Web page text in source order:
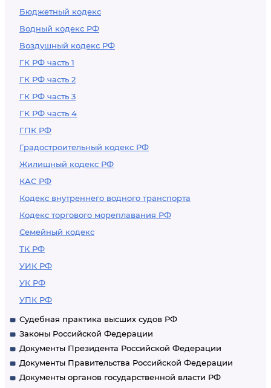
Бюджетный кодекс
Водный кодекс РФ
Воздушный кодекс РФ
ГК РФ часть 1
ГК РФ часть 2
ГК РФ часть 3
ГК РФ часть 4
ГПК РФ
Градостроительный кодекс РФ
Жилищный кодекс РФ
КАС РФ
Кодекс внутреннего водного транспорта
Кодекс торгового мореплавания РФ
Семейный кодекс
ТК РФ
УИК РФ
УК РФ
УПК РФ
Судебная практика высших судов РФ
Законы Российской Федерации
Документы Президента Российской Федерации
Документы Правительства Российской Федерации
Документы органов государственной власти РФ